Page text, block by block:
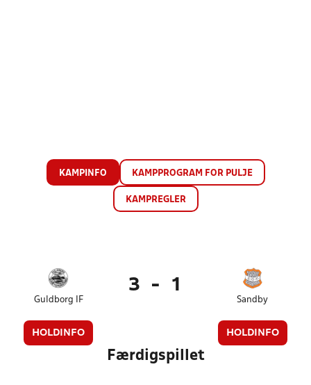
KAMPINFO KAMPPROGRAM FOR PULJE
KAMPREGLER
Guldborg IF
HOLDINFO
3 - 1
Sandby
HOLDINFO
Færdigspillet